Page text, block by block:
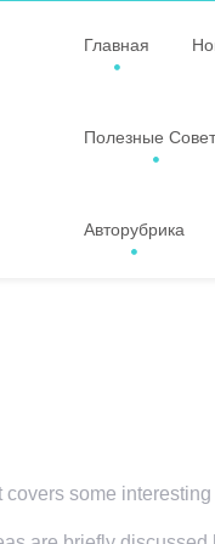
Главная
Полезные
Авторубрика
some